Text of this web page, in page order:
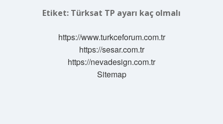
Etiket: Türksat TP ayarı kaç olmalı
https://www.turkceforum.com.tr
https://sesar.com.tr
https://nevadesign.com.tr
Sitemap